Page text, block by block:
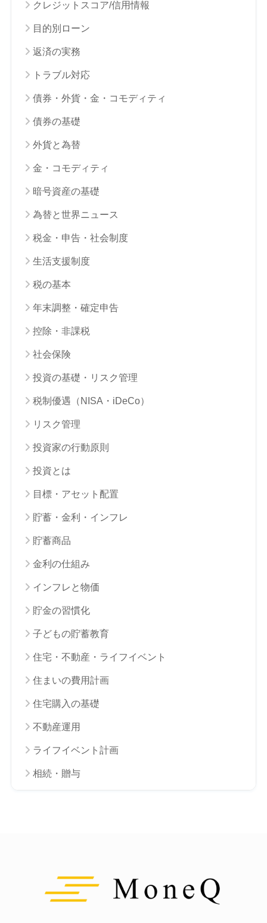
クレジットスコア/信用情報
目的別ローン
返済の実務
トラブル対応
債券・外貨・金・コモディティ
債券の基礎
外貨と為替
金・コモディティ
暗号資産の基礎
為替と世界ニュース
税金・申告・社会制度
生活支援制度
税の基本
年末調整・確定申告
控除・非課税
社会保険
投資の基礎・リスク管理
税制優遇（NISA・iDeCo）
リスク管理
投資家の行動原則
投資とは
目標・アセット配置
貯蓄・金利・インフレ
貯蓄商品
金利の仕組み
インフレと物価
貯金の習慣化
子どもの貯蓄教育
住宅・不動産・ライフイベント
住まいの費用計画
住宅購入の基礎
不動産運用
ライフイベント計画
相続・贈与